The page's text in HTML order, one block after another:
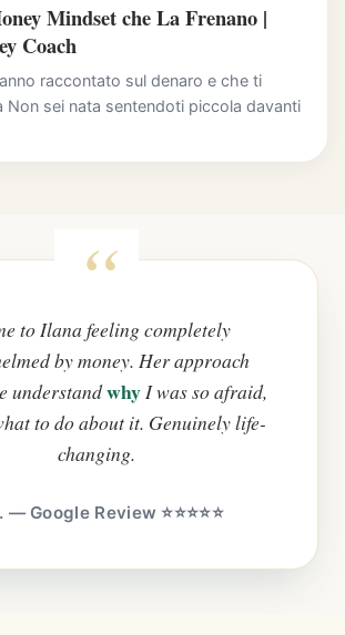
Mindset che La Frenano |
Coach
raccontato sul denaro e che ti
Non sei nata sentendoti piccola davanti
to Ilana feeling completely
by money. Her approach
understandwhyI was so afraid,
to do about it. Genuinely life-
changing.
— Google Review ⭐⭐⭐⭐⭐